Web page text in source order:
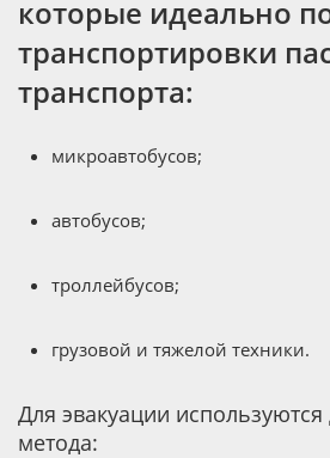
которые идеально
транспортировки
транспорта:
микроавтобусов;
автобусов;
троллейбусов;
грузовой и тяжелой техники.
Для эвакуации
метода: